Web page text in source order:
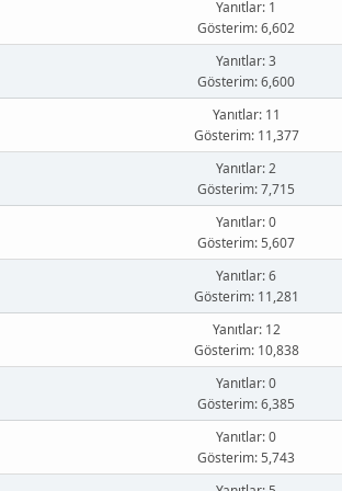
Yanıtlar: 1
Gösterim: 6,602
Yanıtlar: 3
Gösterim: 6,600
Yanıtlar: 11
Gösterim: 11,377
Yanıtlar: 2
Gösterim: 7,715
Yanıtlar: 0
Gösterim: 5,607
Yanıtlar: 6
Gösterim: 11,281
Yanıtlar: 12
Gösterim: 10,838
Yanıtlar: 0
Gösterim: 6,385
Yanıtlar: 0
Gösterim: 5,743